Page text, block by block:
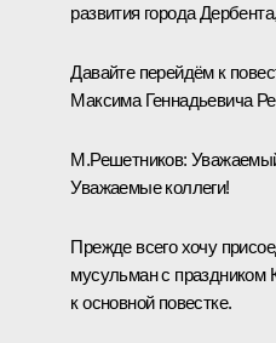
развития города
Давайте перейдём к
Максима Геннадьевича
М.Решетников:
Уважаемые коллеги!
Прежде всего хочу
мусульман с праздником
к основной повестке.